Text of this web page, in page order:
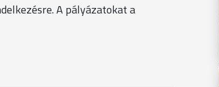
A pályázatokat a